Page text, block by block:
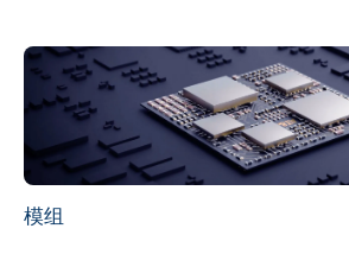
模组